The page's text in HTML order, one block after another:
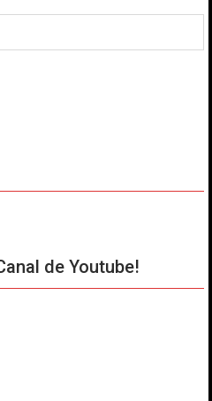
de Youtube!